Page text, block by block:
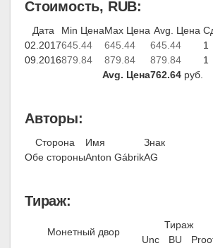
Стоимость, RUB:
Дата Min ЦенаMax Цена Avg. Цена
02.2017645.44 645.44 645.44
1
09.2016879.84 879.84 879.84
1
Avg. Цена762.64 руб.
Авторы:
Сторона Имя
Знак
Обе стороныAnton GábrikAG
Тираж:
Монетный двор
Тираж
Unc
BU